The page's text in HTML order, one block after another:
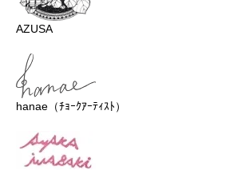
AZUSA
hanae（ﾁｮｰｸｱｰﾃｨｽﾄ）